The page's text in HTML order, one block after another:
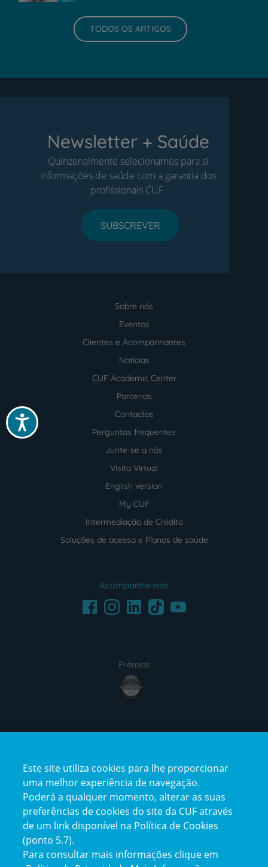
Acessibilidade
TODOS OS ARTIGOS
Newsletter + Saúde
Quinzenalmente selecionamos para si
informações de saúde com a garantia dos
profissionais CUF.
SUBSCREVER
Sobre nós
Eventos
Clientes e Acompanhantes
Notícias
CUF Academic Center
Parcerias
Contactos
Perguntas frequentes
Junte-se a nós
Visita Virtual
English version
My CUF
Intermediação de Crédito
Soluções de acesso e Planos de saúde
Acompanhe-nos
FacebookInstagramLinkedInTikTokYoutube
Prémios
award4
certification2certification3
Reclamações
Este site utiliza cookies para lhe proporcionar
uma melhor experiência de navegação.
Poderá a qualquer momento, alterar as suas
preferências de cookies do site da CUF através
de um link disponível na Política de Cookies
(ponto 5.7).
Para consultar mais informações clique em